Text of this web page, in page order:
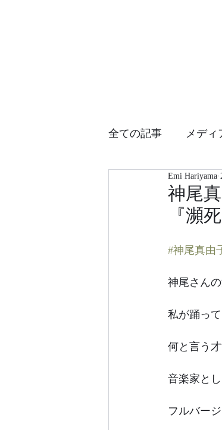
全ての記事 メディ
パフォーマンス
神尾
『瀕
Emi Hariyama
#神尾真由
神尾さん
私が踊っ
何と言う才
音楽家と
フルバー